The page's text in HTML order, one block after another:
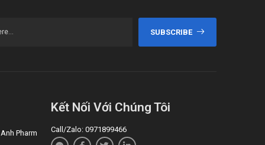
SUBSCRIBE
Pharm
Kết Nối Với Chúng Tôi
Call/Zalo: 0971899466